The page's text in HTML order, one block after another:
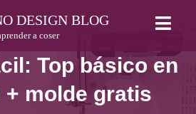
DESIGN BLOG
a coser
Top básico en
molde gratis